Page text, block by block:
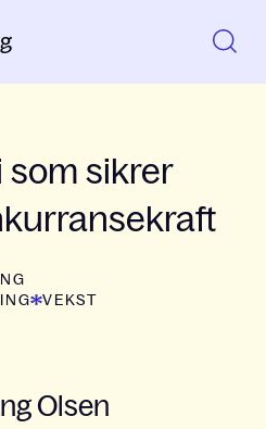
som sikrer
VEKST
Olsen